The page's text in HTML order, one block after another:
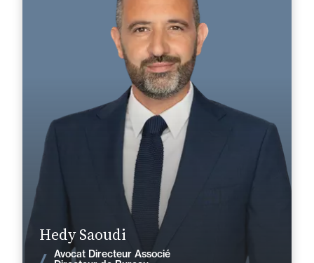
Hedy Saoudi
Avocat Directeur Associé
Domaine d’expertises :
Prévention et règlement des contentieux
Mutation et retournement des entreprises
Prévention et gestion du risque pénal
Droit immobilier
+33 4 91 16 04 50
hedy.saoudi@fidal.com